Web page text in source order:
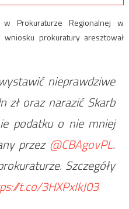
w Prokuraturze Regionalnej w
prokuratury aresztował
nieprawdziwe
zł oraz narazić Skarb
podatku o nie mniej
przez @CBAgovPL.
Szczegóły
t.co/3HXPxIkJ03